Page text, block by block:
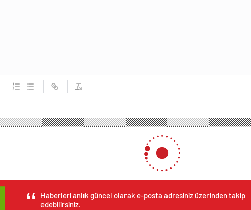
Haberleri anlık güncel olarak e-posta adresiniz üzerinden takip
edebilirsiniz.